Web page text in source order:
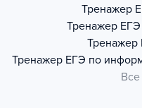
Тренажер
Тренажер
Тренажер
Тренажер ЕГЭ по